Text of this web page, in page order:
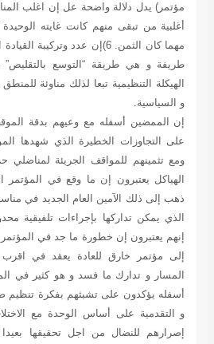
مؤتمر) يدل دلالة واضحة عل إن اغلب
أغلبية من تبقى منهم كانت غايته
مهما كان الثمن. 6)إن عدد
طريفة و هي طريقة “التوسع
الهيكلة التنظيمية تبعا لذلك مناوئة
و السياسية.
إن الممضين أسفله مع وعيهم بدقة
على التجاوزات الخطيرة الذي شهدها
ومع تثمينهم للمواقف الجريئة لمناضلي
الهياكل يعتبرون إن ما وقع في المؤتمر
ذهب إلى ذلك الآمين العام الجديد في
الذي يمكن تداركها بإجراءات تلفيقية
إنهم يعتبرون إن خطورة ما جد في المؤتمر
إلى مؤتمر خارق للعادة يعقد في
المسار و تدارك ما فسد و هو كثير في
أسفله يؤكدون على تشبثهم بفكرة تنظيم
و التقدمية على أساس الوحدة مع
إصرارهم للنضال من اجل تحقيقها